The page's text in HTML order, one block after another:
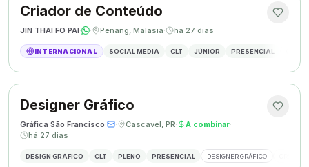
Criador de Conteúdo
JIN THAI FO PAI· · Penang, Malásia· há 27 dias
INTERNACIONAL SOCIAL MEDIA CLT JÚNIOR PRESENCIAL
Designer Gráfico
Gráfica São Francisco· · Cascavel, PR· A combinar·
há 27 dias
DESIGN GRÁFICO CLT PLENO PRESENCIAL DESIGNER GRÁFICO